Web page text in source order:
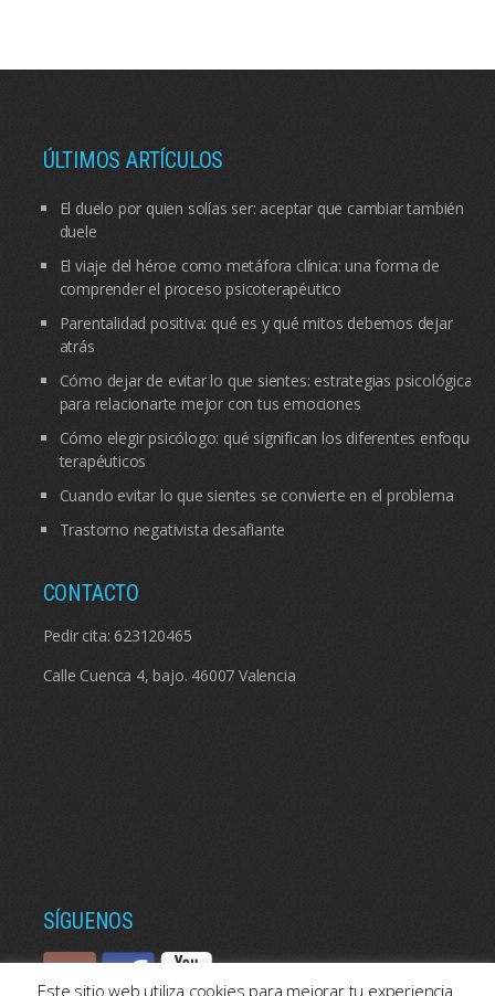
ÚLTIMOS ARTÍCULOS
El duelo por quien solías ser: aceptar que cambiar también
duele
El viaje del héroe como metáfora clínica: una forma de
comprender el proceso psicoterapéutico
Parentalidad positiva: qué es y qué mitos debemos dejar
atrás
Cómo dejar de evitar lo que sientes: estrategias psicológicas
para relacionarte mejor con tus emociones
Cómo elegir psicólogo: qué significan los diferentes enfoques
terapéuticos
Cuando evitar lo que sientes se convierte en el problema
Trastorno negativista desafiante
CONTACTO
Pedir cita: 623120465
Calle Cuenca 4, bajo. 46007 Valencia
SÍGUENOS
Este sitio web utiliza cookies para mejorar tu experiencia.